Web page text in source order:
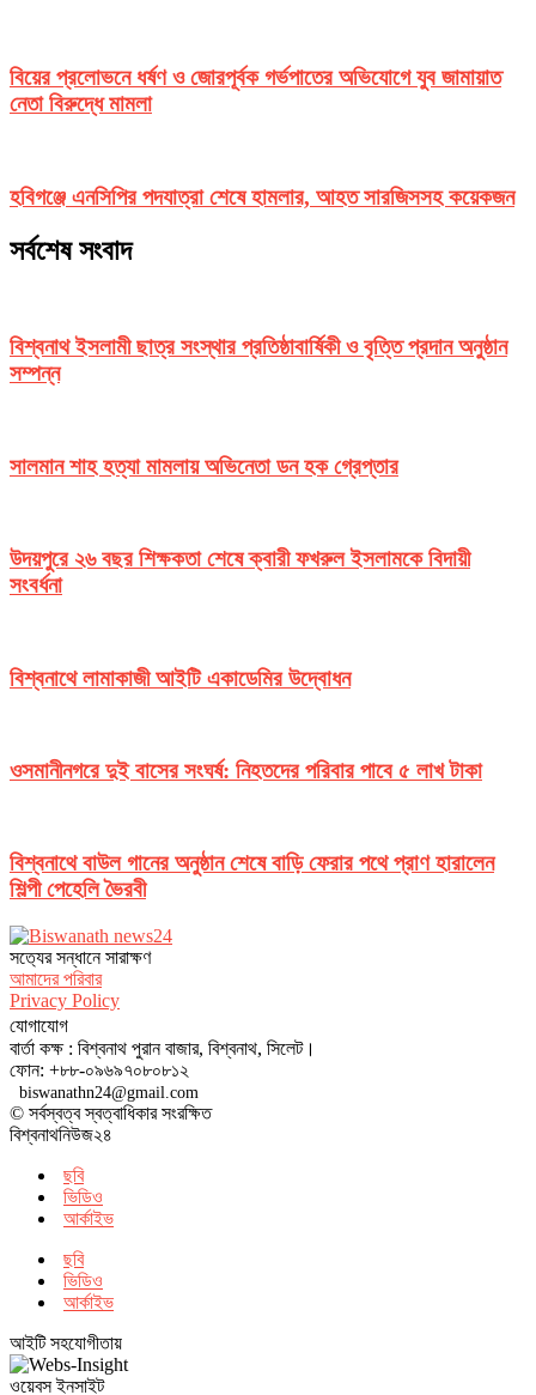
বিয়ের প্রলোভনে ধর্ষণ ও জোরপূর্বক গর্ভপাতের অভিযোগে যুব জামায়াত
নেতা বিরুদ্ধে মামলা
হবিগঞ্জে এনসিপির পদযাত্রা শেষে হামলার, আহত সারজিসসহ কয়েকজন
সর্বশেষ সংবাদ
বিশ্বনাথ ইসলামী ছাত্র সংস্থার প্রতিষ্ঠাবার্ষিকী ও বৃত্তি প্রদান অনুষ্ঠান
সম্পন্ন
সালমান শাহ হত্যা মামলায় অভিনেতা ডন হক গ্রেপ্তার
উদয়পুরে ২৬ বছর শিক্ষকতা শেষে ক্বারী ফখরুল ইসলামকে বিদায়ী
সংবর্ধনা
বিশ্বনাথে লামাকাজী আইটি একাডেমির উদ্বোধন
ওসমানীনগরে দুই বাসের সংঘর্ষ: নিহতদের পরিবার পাবে ৫ লাখ টাকা
বিশ্বনাথে বাউল গানের অনুষ্ঠান শেষে বাড়ি ফেরার পথে প্রাণ হারালেন
শিল্পী পেহেলি ভৈরবী
সত‌্যের সন্ধানে সারাক্ষণ
আমাদের পরিবার
Privacy Policy
যোগাযোগ
বার্তা কক্ষ : বিশ্বনাথ পুরান বাজার, বিশ্বনাথ, সিলেট।
ফোন: +৮৮-০৯৬৯৭০৮০৮১২
biswanathn24@gmail.com
© সর্বস্বত্ব স্বত্বাধিকার সংরক্ষিত
বিশ্বনাথনিউজ২৪
ছবি
ভিডিও
আর্কাইভ
ছবি
ভিডিও
আর্কাইভ
আইটি সহযোগীতায়
ওয়েবস ইনসাইট